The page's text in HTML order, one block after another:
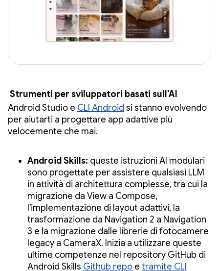
Strumenti per sviluppatori basati sull'AI
Android Studio e CLI Android si stanno evolvendo
per aiutarti a progettare app adattive più
velocemente che mai.
Android Skills: queste istruzioni AI modulari
sono progettate per assistere qualsiasi LLM
in attività di architettura complesse, tra cui la
migrazione da View a Compose,
l'implementazione di layout adattivi, la
trasformazione da Navigation 2 a Navigation
3 e la migrazione dalle librerie di fotocamere
legacy a CameraX. Inizia a utilizzare queste
ultime competenze nel repository GitHub di
Android Skills Github repo e tramite CLI